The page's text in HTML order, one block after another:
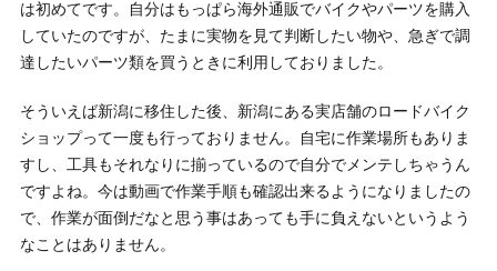
は初めてです。自分はもっぱら海外通販でバイクやパーツを購入
していたのですが、たまに実物を見て判断したい物や、急ぎで調
達したいパーツ類を買うときに利用しておりました。
そういえば新潟に移住した後、新潟にある実店舗のロードバイク
ショップって一度も行っておりません。自宅に作業場所もありま
すし、工具もそれなりに揃っているので自分でメンテしちゃうん
ですよね。今は動画で作業手順も確認出来るようになりましたの
で、作業が面倒だなと思う事はあっても手に負えないというよう
なことはありません。